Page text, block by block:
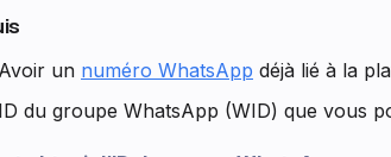
Avoir un numéro WhatsApp déjà lié à la
ID du groupe WhatsApp (WID) que vous